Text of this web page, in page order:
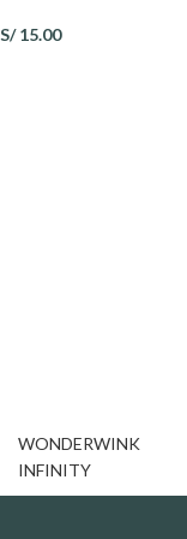
S/15.00
WONDERWINK
INFINITY